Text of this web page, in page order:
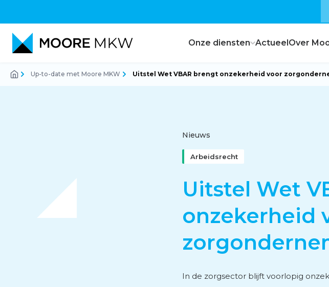
Onze diensten
Corporate finance
Personeels- en salarisadvies
ActueelOver
Feiten en
Up-to-date met Moore MKW Uitstel Wet VBAR brengt onzekerheid voor
Nieuws
Arbeidsrecht
Uitstel Wet
onzekerheid
In de zorgsector blijft voorlopig